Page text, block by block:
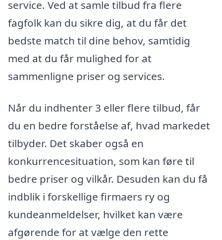
service. Ved at samle tilbud fra flere
fagfolk kan du sikre dig, at du får det
bedste match til dine behov, samtidig
med at du får mulighed for at
sammenligne priser og services.
Når du indhenter 3 eller flere tilbud, får
du en bedre forståelse af, hvad markedet
tilbyder. Det skaber også en
konkurrencesituation, som kan føre til
bedre priser og vilkår. Desuden kan du få
indblik i forskellige firmaers ry og
kundeanmeldelser, hvilket kan være
afgørende for at vælge den rette